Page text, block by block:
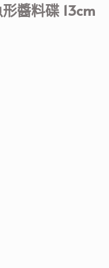
醬料碟 13cm